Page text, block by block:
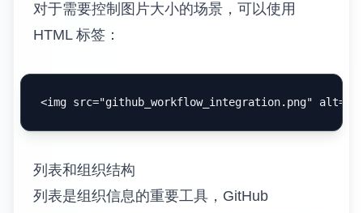
对于需要控制图片大小的场景，可以使用
HTML 标签：
<img src="github_workflow_integration.png" alt=
列表和组织结构
列表是组织信息的重要工具，GitHub